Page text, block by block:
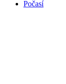
Počasí